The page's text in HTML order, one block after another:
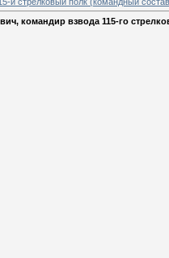
командир взвода 115-го